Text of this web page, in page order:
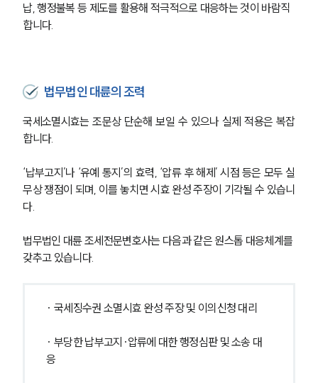
납, 행정불복 등 제도를 활용해 적극적으로 대응하는 것이 바람직
합니다.
법무법인 대륜의 조력
국세소멸시효는 조문상 단순해 보일 수 있으나 실제 적용은 복잡
합니다.
‘납부고지’나 ‘유예 통지’의 효력, ‘압류 후 해제’ 시점 등은 모두 실
무상 쟁점이 되며, 이를 놓치면 시효 완성 주장이 기각될 수 있습니
다.
법무법인 대륜 조세전문변호사는 다음과 같은 원스톱 대응체계를
갖추고 있습니다.
· 국세징수권 소멸시효 완성 주장 및 이의신청 대리
· 부당한 납부고지·압류에 대한 행정심판 및 소송 대
응